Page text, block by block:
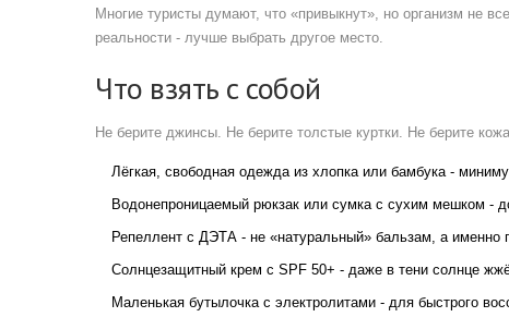
Многие туристы думают, что «привыкнут», но организм не
реальности - лучше выбрать другое место.
Что взять с собой
Не берите джинсы. Не берите толстые куртки. Не берите
Лёгкая, свободная одежда из хлопка или бамбука -
Водонепроницаемый рюкзак или сумка с сухим мешком -
Репеллент с ДЭТА - не «натуральный» бальзам, а
Солнцезащитный крем с SPF 50+ - даже в тени солнце
Маленькая бутылочка с электролитами - для быстрого